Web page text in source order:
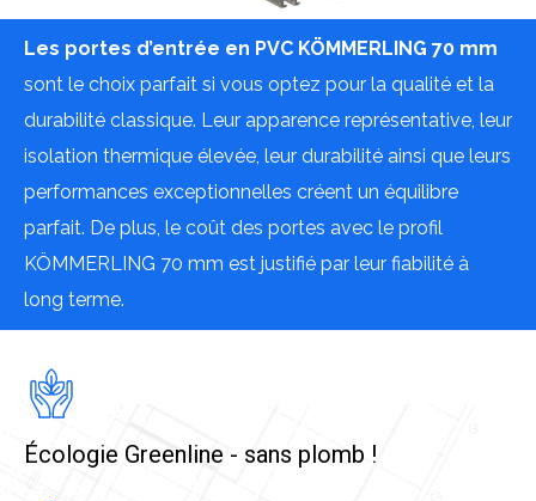
Les portes d’entrée en PVC KÖMMERLING 70 mm
sont le choix parfait si vous optez pour la qualité et la
durabilité classique. Leur apparence représentative, leur
isolation thermique élevée, leur durabilité ainsi que leurs
performances exceptionnelles créent un équilibre
parfait. De plus, le coût des portes avec le profil
KÖMMERLING 70 mm est justifié par leur fiabilité à
long terme.
Écologie Greenline - sans plomb !